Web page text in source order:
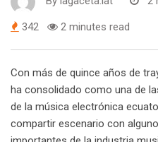
342 2 minutes read
Con más de quince años de
ha consolidado como una de
de la música electrónica
compartir escenario con